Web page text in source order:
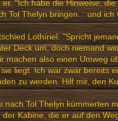
"Ich habe die Hinweise,
Tol Thelyn bringen... und ich
Lothíriel. "Spricht
Deck um, doch niemand
machen also einen Umweg
liegt. Ich war zwar bereits
zu werden. Hilf mir, den
Tol Thelyn kümmerten
Kabine, die er auf den